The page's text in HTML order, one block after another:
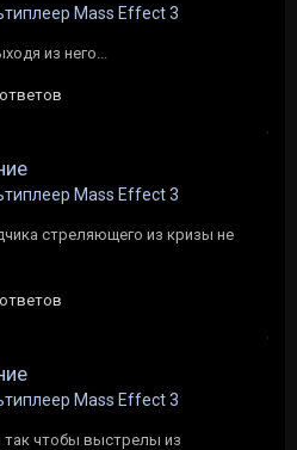
Mass Effect 3
из него...
Mass Effect 3
стреляющего из кризы не
Mass Effect 3
так чтобы выстрелы из